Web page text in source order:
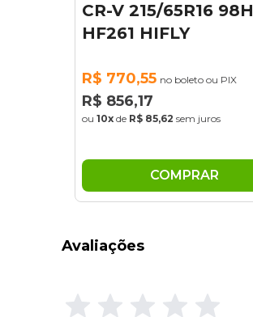
CR-V 215/65R16 98H
HF261 HIFLY
R$ 770,55 no boleto ou PIX
R$ 856,17
ou 10x de R$ 85,62 sem juros
COMPRAR
Avaliações